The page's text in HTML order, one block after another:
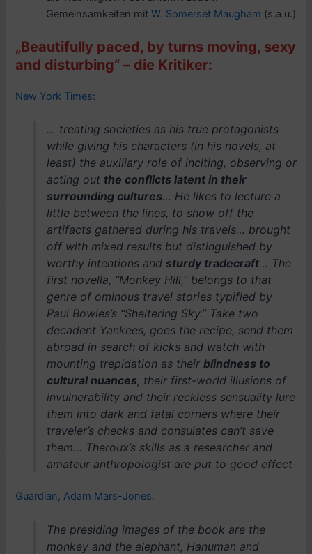
Gemeinsamkeiten mitW. Somerset Maugham (s.a.u.)
„Beautifully paced, by turns moving, sexy
and disturbing“ – die Kritiker:
New York Times:
… treating societies as his true protagonists
while giving his characters (in his novels, at
least) the auxiliary role of inciting, observing or
acting out the conflicts latent in their
surrounding cultures… He likes to lecture a
little between the lines, to show off the
artifacts gathered during his travels… brought
off with mixed results but distinguished by
worthy intentions and sturdy tradecraft… The
first novella, “Monkey Hill,” belongs to that
genre of ominous travel stories typified by
Paul Bowles’s “Sheltering Sky.” Take two
decadent Yankees, goes the recipe, send them
abroad in search of kicks and watch with
mounting trepidation as their blindness to
cultural nuances, their first-world illusions of
invulnerability and their reckless sensuality lure
them into dark and fatal corners where their
traveler’s checks and consulates can’t save
them… Theroux’s skills as a researcher and
amateur anthropologist are put to good effect
Guardian, Adam Mars-Jones:
The presiding images of the book are the
monkey and the elephant, Hanuman and